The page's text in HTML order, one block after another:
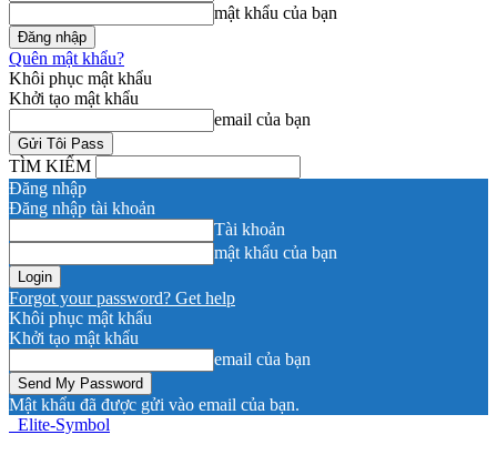
mật khẩu của bạn
Quên mật khẩu?
Khôi phục mật khẩu
Khởi tạo mật khẩu
email của bạn
TÌM KIẾM
Đăng nhập
Đăng nhập tài khoản
Tài khoản
mật khẩu của bạn
Forgot your password? Get help
Khôi phục mật khẩu
Khởi tạo mật khẩu
email của bạn
Mật khẩu đã được gửi vào email của bạn.
Elite-Symbol